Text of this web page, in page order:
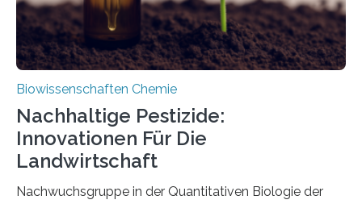
Biowissenschaften Chemie
Nachhaltige Pestizide:
Innovationen Für Die
Landwirtschaft
Nachwuchsgruppe in der Quantitativen Biologie der